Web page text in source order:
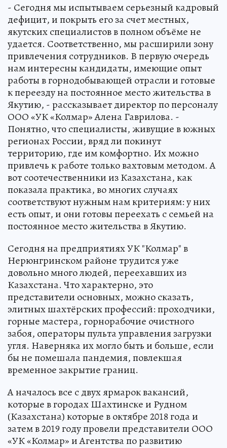
- Сегодня мы испытываем серьезный кадровый
дефицит, и покрыть его за счет местных,
якутских специалистов в полном объёме не
удается. Соответственно, мы расширили зону
привлечения сотрудников. В первую очередь
нам интересны кандидаты, имеющие опыт
работы в горнодобывающей отрасли и готовые
к переезду на постоянное место жительства в
Якутию, - рассказывает директор по персоналу
ООО «УК «Колмар» Алена Гаврилова. -
Понятно, что специалисты, живущие в южных
регионах России, вряд ли покинут
территорию, где им комфортно. Их можно
привлечь к работе только вахтовым методом. А
вот соотечественники из Казахстана, как
показала практика, во многих случаях
соответствуют нужным нам критериям: у них
есть опыт, и они готовы переехать с семьей на
постоянное место жительства в Якутию.
Сегодня на предприятиях УК "Колмар" в
Нерюнгринском районе трудится уже
довольно много людей, переехавших из
Казахстана. Что характерно, это
представители основных, можно сказать,
элитных шахтёрских профессий: проходчики,
горные мастера, горнорабочие очистного
забоя, операторы пульта управления загрузки
угля. Наверняка их могло быть и больше, если
бы не помешала пандемия, повлекшая
временное закрытие границ.
А началось все с двух ярмарок вакансий,
которые в городах Шахтинске и Рудном
(Казахстана) которые в октябре 2018 года и
затем в 2019 году провели представители ООО
«УК «Колмар» и Агентства по развитию